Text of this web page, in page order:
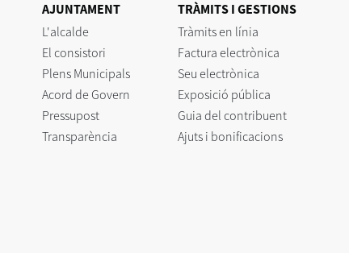
AJUNTAMENT
L'alcalde
El consistori
Plens Municipals
Acord de Govern
Pressupost
Transparència
TRÀMITS I GESTIONS
Tràmits en línia
Factura electrònica
Seu electrònica
Exposició pública
Guia del contribuent
Ajuts i bonificacions